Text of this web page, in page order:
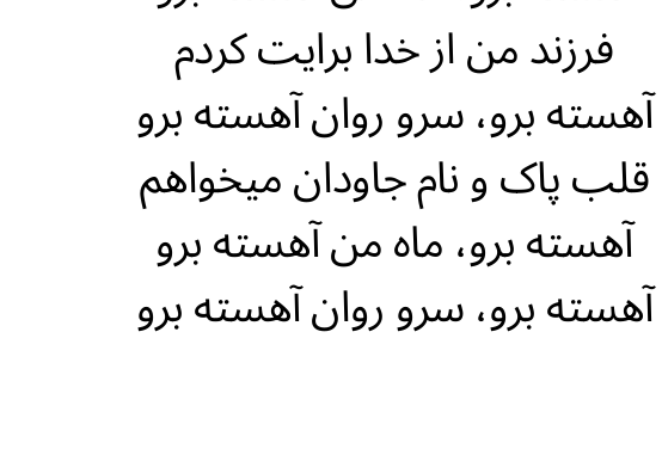
فرزند من از خدا برایت کردم
آهسته برو، سرو روان آهسته برو
قلب پاک و نام جاودان میخواهم
آهسته برو، ماه من آهسته برو
آهسته برو، سرو روان آهسته برو